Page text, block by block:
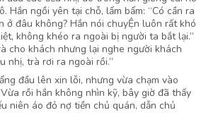
Hắn ngồi yên tại chỗ, lẩm bẩm: “Có cần ra
ở đâu không? Hắn nói chuyỆn luôn rất khó
không khéo ra ngoài bị người ta bắt lại.”
cho khách nhưng lại nghe người khách
nhị, trà rơi ra ngoài rồi.”
đầu lên xin lỗi, nhưng vừa chạm vào
rồi hắn không nhìn kỹ, bây giờ đã thấy
niên áo đỏ nợ tiền chủ quán, dẫn chủ